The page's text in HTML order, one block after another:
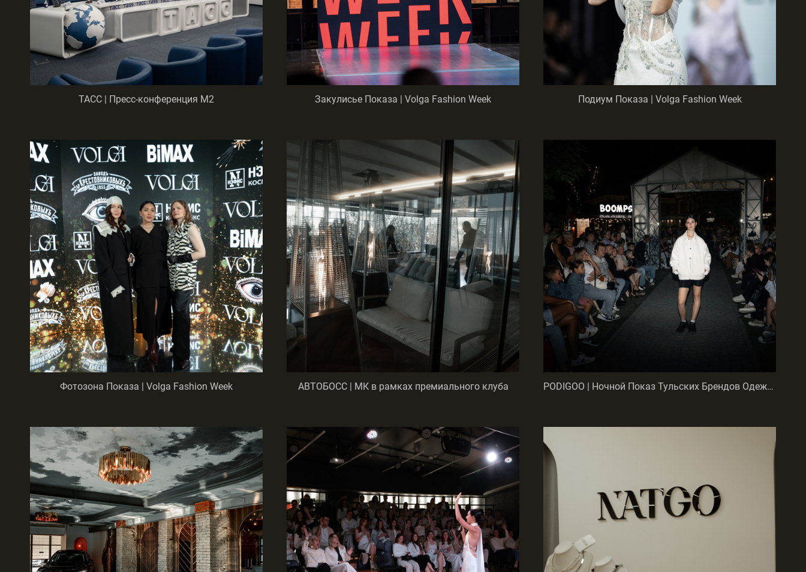
ТАСС | Пресс-конференция М2 Закулисье Показа | Volga Fashion Week Подиум Показа | Volga Fashion Week
Фотозона Показа | Volga Fashion Week АВТОБОСС | МК в рамках премиального клуба PODIGOO | Ночной Показ Тульских Брендов Одежды